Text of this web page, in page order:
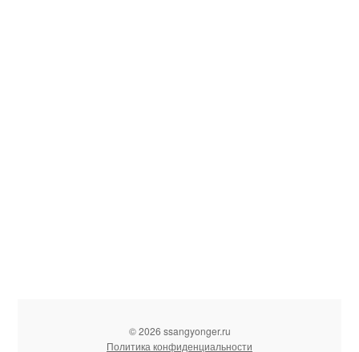
© 2026 ssangyonger.ru
Политика конфиденциальности